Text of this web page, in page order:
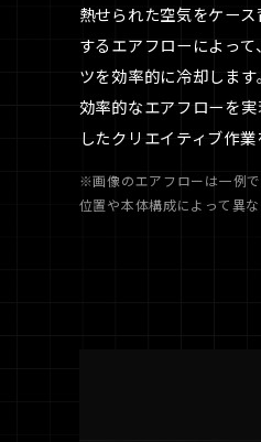
熱せられた空気をケー
するエアフローによっ
ツを効率的に冷却します。
効率的なエアフローを
したクリエイティブ作業
※画像のエアフローは一例で
位置や本体構成によって異な